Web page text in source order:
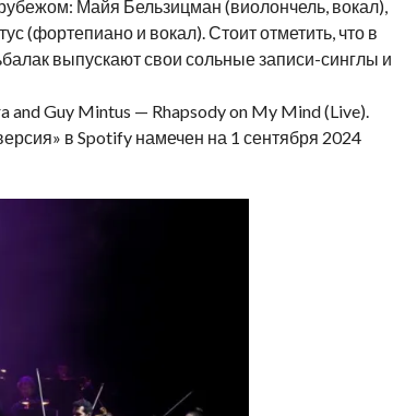
Майя Бельзицман (виолончель, вокал),
(фортепиано и вокал). Стоит отметить, что в
выпускают свои сольные записи-синглы и
and Guy Mintus — Rhapsody on My Mind (Live).
в Spotify намечен на 1 сентября 2024